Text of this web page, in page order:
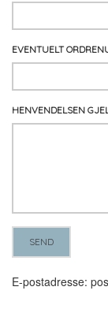
EVENTUELT
HENVENDELSEN
E-postadresse: